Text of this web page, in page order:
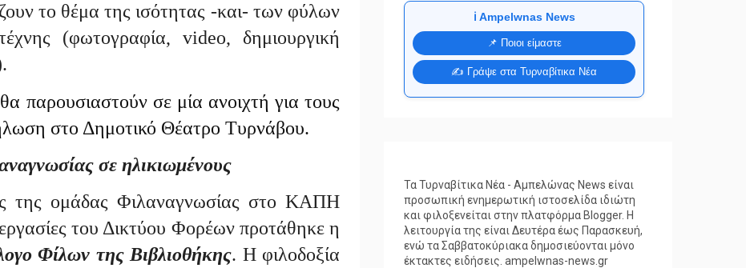
το θέμα της ισότητας -και- των φύλων
(φωτογραφία, video, δημιουργική
παρουσιαστούν σε μία ανοιχτή για τους
στο Δημοτικό Θέατρο Τυρνάβου.
σε ηλικιωμένους
της ομάδας Φιλαναγνωσίας στο ΚΑΠΗ
του Δικτύου Φορέων προτάθηκε η
Φίλων της Βιβλιοθήκης. Η φιλοδοξία
ℹ️ Ampelwnas News
📌 Ποιοι είμαστε
✍️ Γράψε στα Τυρναβίτικα Νέα
Τα Τυρναβίτικα Νέα - Αμπελώνας News είναι
προσωπική ενημερωτική ιστοσελίδα ιδιώτη
και φιλοξενείται στην πλατφόρμα Blogger. Η
λειτουργία της είναι Δευτέρα έως Παρασκευή,
ενώ τα Σαββατοκύριακα δημοσιεύονται μόνο
έκτακτες ειδήσεις. ampelwnas-news.gr